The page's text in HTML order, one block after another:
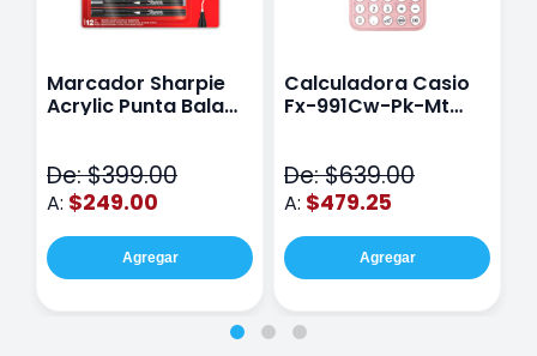
Marcador Sharpie
Acrylic Punta Bala
De: $399.00
A: $249.00
Agregar
Calculadora Casio
Fx-991Cw-Pk-Mt
De: $639.00
A: $479.25
Agregar